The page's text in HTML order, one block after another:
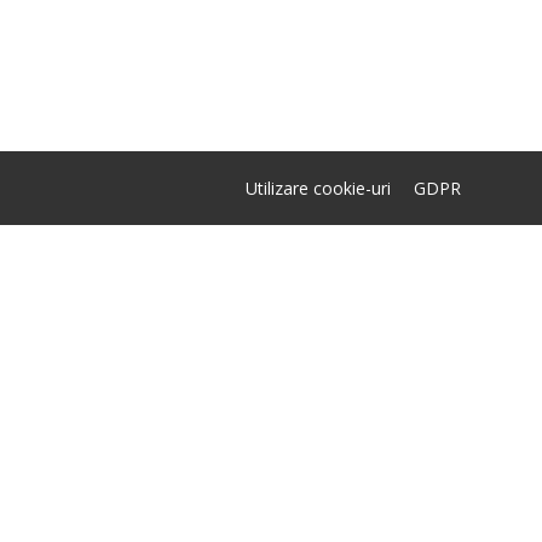
Utilizare cookie-uri GDPR